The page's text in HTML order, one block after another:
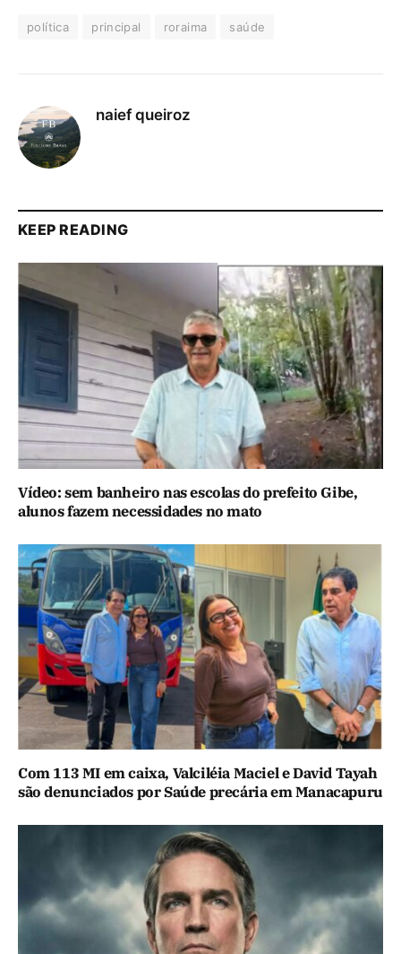
política principal roraima saúde
naief queiroz
KEEP READING
Vídeo: sem banheiro nas escolas do prefeito Gibe,
alunos fazem necessidades no mato
Com 113 MI em caixa, Valciléia Maciel e David Tayah
são denunciados por Saúde precária em Manacapuru